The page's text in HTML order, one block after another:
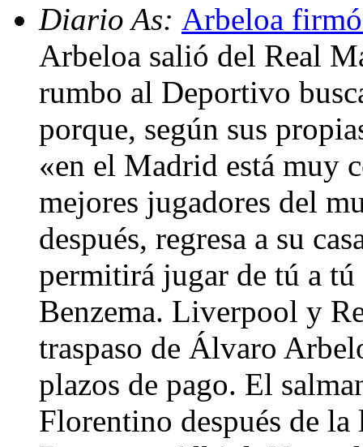
Diario As: Arbeloa
Arbeloa salió del Real
rumbo al Deportivo
porque, según sus
«en el Madrid está muy
mejores jugadores del
después, regresa a su
permitirá jugar de tú a
Benzema. Liverpool y
traspaso de Álvaro
plazos de pago. El
Florentino después de